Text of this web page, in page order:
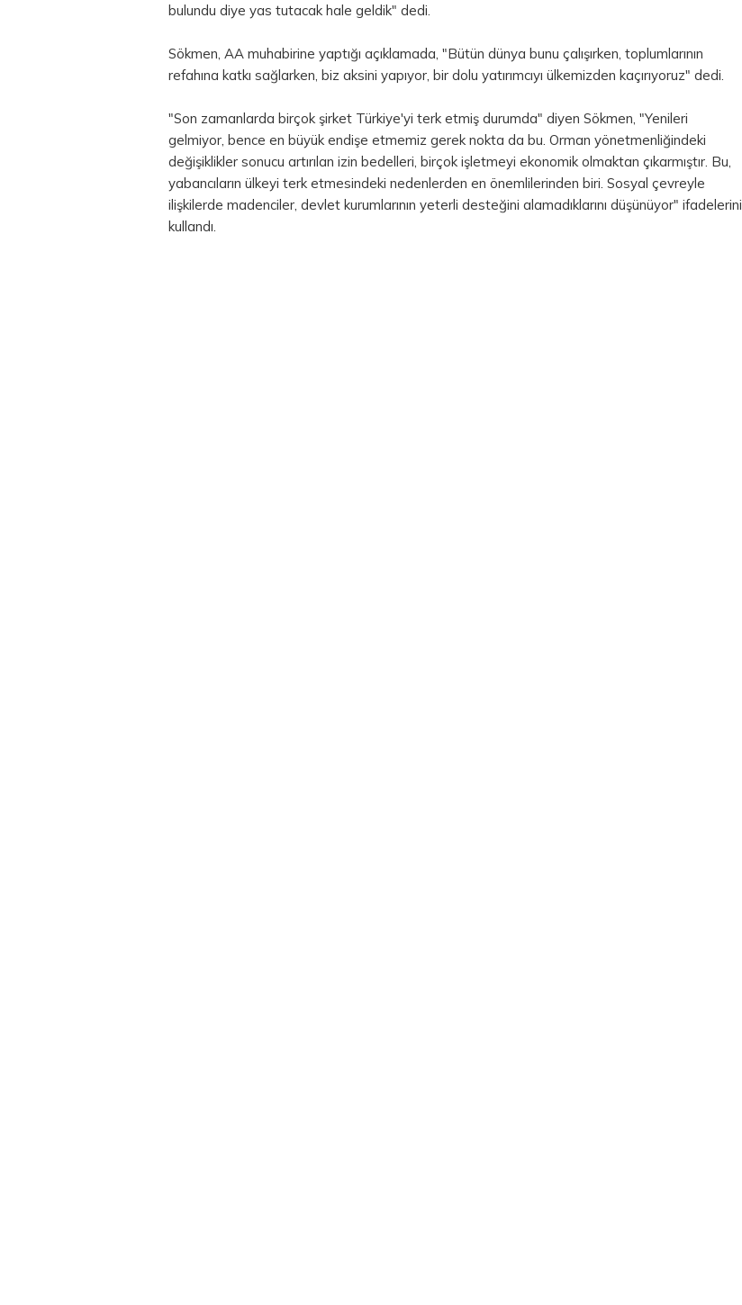
bulundu diye yas tutacak hale geldik" dedi.
Sökmen, AA muhabirine yaptığı açıklamada, "Bütün dünya bunu çalışırken, toplumlarının
refahına katkı sağlarken, biz aksini yapıyor, bir dolu yatırımcıyı ülkemizden kaçırıyoruz" dedi.
"Son zamanlarda birçok şirket Türkiye'yi terk etmiş durumda" diyen Sökmen, "Yenileri
gelmiyor, bence en büyük endişe etmemiz gerek nokta da bu. Orman yönetmenliğindeki
değişiklikler sonucu artırılan izin bedelleri, birçok işletmeyi ekonomik olmaktan çıkarmıştır. Bu,
yabancıların ülkeyi terk etmesindeki nedenlerden en önemlilerinden biri. Sosyal çevreyle
ilişkilerde madenciler, devlet kurumlarının yeterli desteğini alamadıklarını düşünüyor" ifadelerini
kullandı.